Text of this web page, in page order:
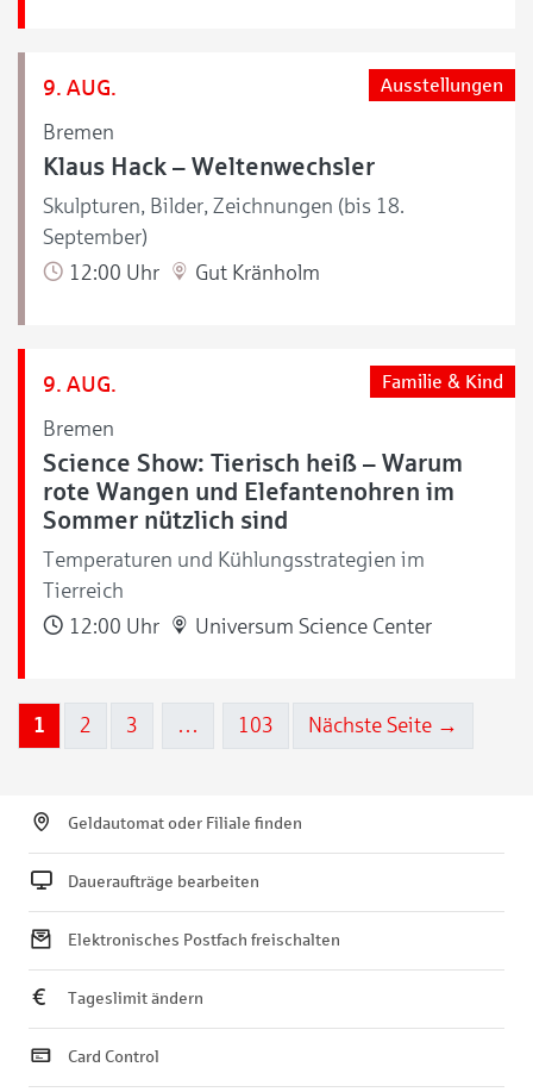
9. AUG.
Bremen
Ausstellungen
Klaus Hack – Weltenwechsler
Skulpturen, Bilder, Zeichnungen (bis 18.
September)
12:00 Uhr
Gut Kränholm
9. AUG.
Bremen
Familie & Kind
Science Show: Tierisch heiß – Warum
rote Wangen und Elefantenohren im
Sommer nützlich sind
Temperaturen und Kühlungsstrategien im
Tierreich
12:00 Uhr
Universum Science Center
1 2 3 … 103 Nächste Seite →
Geldautomat oder Filiale finden
Daueraufträge bearbeiten
Elektronisches Postfach freischalten
Tageslimit ändern
Card Control